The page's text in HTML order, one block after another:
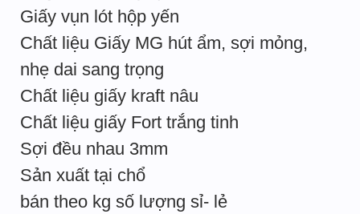
Giấy vụn lót hộp yến
Chất liệu Giấy MG hút ẩm, sợi mỏng,
nhẹ dai sang trọng
Chất liệu giấy kraft nâu
Chất liệu giấy Fort trắng tinh
Sợi đều nhau 3mm
Sản xuất tại chổ
bán theo kg số lượng sỉ- lẻ